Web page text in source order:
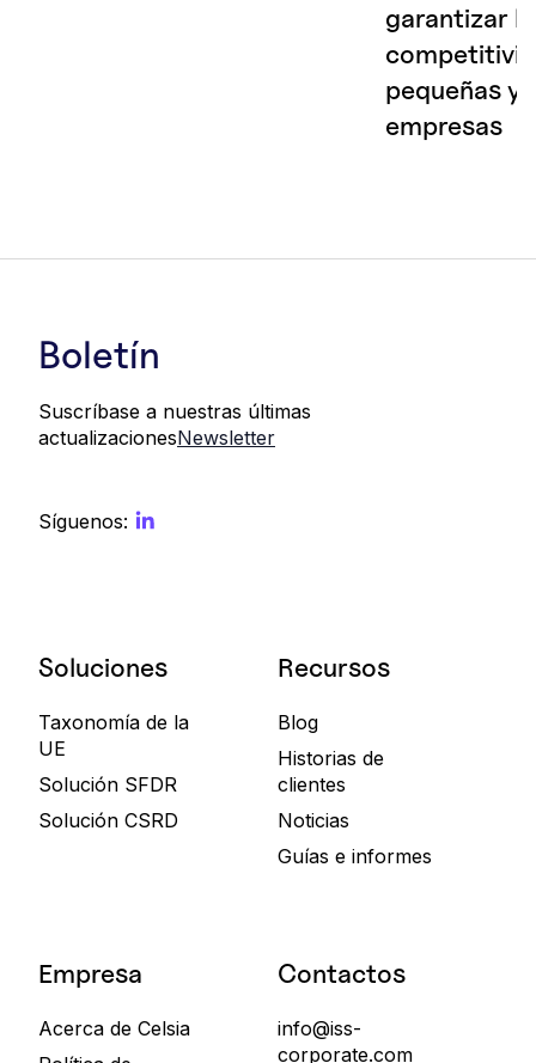
garantizar la
pequeñas y
empresas
Boletín
Suscríbase a nuestras últimas
actualizacionesNewsletter
Síguenos:
Soluciones
Taxonomía de la
UE
Solución SFDR
Solución CSRD
Recursos
Blog
Historias de
clientes
Noticias
Guías e informes
Empresa
Acerca de Celsia
Contactos
info@iss-
corporate.com